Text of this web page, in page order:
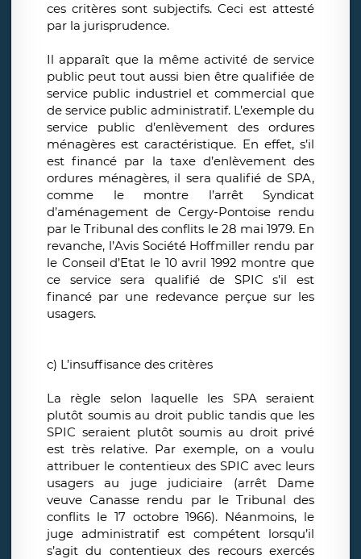
ces critères sont subjectifs. Ceci est attesté
par la jurisprudence.
Il apparaît que la même activité de service
public peut tout aussi bien être qualifiée de
service public industriel et commercial que
de service public administratif. L’exemple du
service public d’enlèvement des ordures
ménagères est caractéristique. En effet, s’il
est financé par la taxe d’enlèvement des
ordures ménagères, il sera qualifié de SPA,
comme le montre l’arrêt Syndicat
d’aménagement de Cergy-Pontoise rendu
par le Tribunal des conflits le 28 mai 1979. En
revanche, l’Avis Société Hoffmiller rendu par
le Conseil d’Etat le 10 avril 1992 montre que
ce service sera qualifié de SPIC s’il est
financé par une redevance perçue sur les
usagers.
c) L’insuffisance des critères
La règle selon laquelle les SPA seraient
plutôt soumis au droit public tandis que les
SPIC seraient plutôt soumis au droit privé
est très relative. Par exemple, on a voulu
attribuer le contentieux des SPIC avec leurs
usagers au juge judiciaire (arrêt Dame
veuve Canasse rendu par le Tribunal des
conflits le 17 octobre 1966). Néanmoins, le
juge administratif est compétent lorsqu’il
s’agit du contentieux des recours exercés